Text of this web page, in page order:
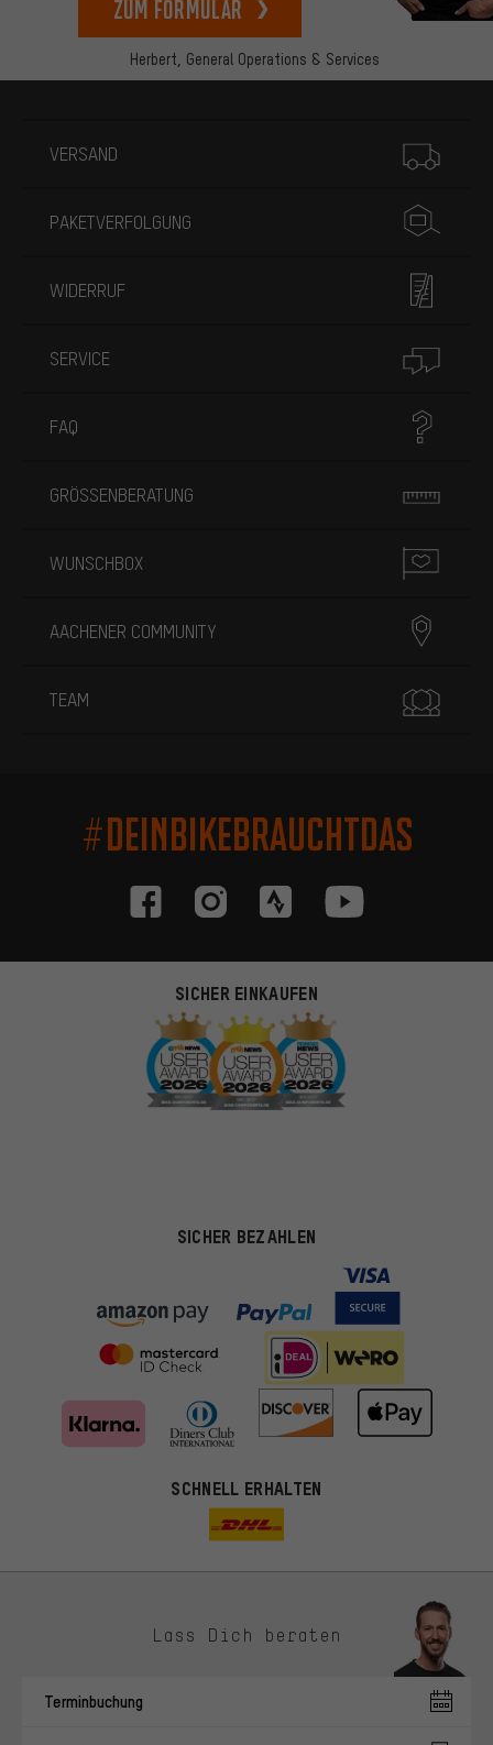
Herbert, General Operations & Services
zum Formular
VERSAND
PAKETVERFOLGUNG
WIDERRUF
SERVICE
FAQ
GRÖSSENBERATUNG
WUNSCHBOX
AACHENER COMMUNITY
TEAM
#DEINBIKEBRAUCHTDAS
SICHER EINKAUFEN
SICHER BEZAHLEN
SCHNELL ERHALTEN
Lass Dich beraten
Terminbuchung
Du bekommst, statt zufälliger Werbung, genauer passende
Angebote von uns. Diese Cookies helfen uns, Deine Interessen